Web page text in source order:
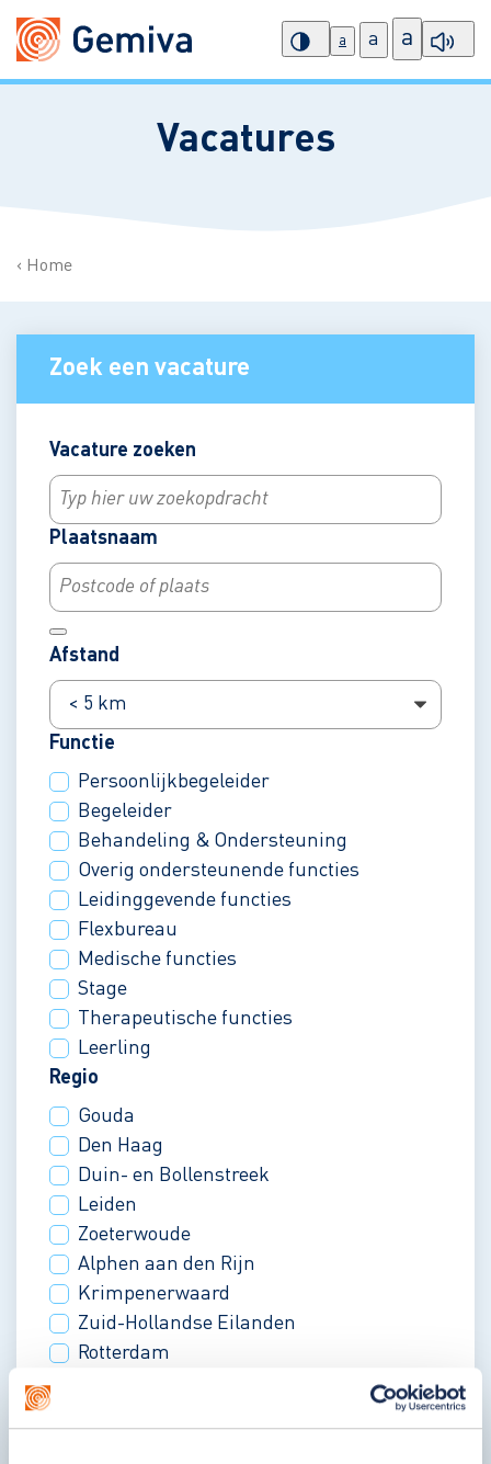
a a a
Vacatures
Home
Zoek een vacature
Vacature zoeken
In de
buurt
van
Plaatsnaam
Afstand
Functie
Persoonlijkbegeleider
Begeleider
Behandeling & Ondersteuning
Overig ondersteunende functies
Leidinggevende functies
Flexbureau
Medische functies
Stage
Therapeutische functies
Leerling
Regio
Gouda
Den Haag
Duin- en Bollenstreek
Leiden
Zoeterwoude
Alphen aan den Rijn
Krimpenerwaard
Zuid-Hollandse Eilanden
Rotterdam